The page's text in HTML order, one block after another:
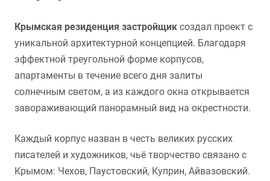
Крымская резиденция застройщик создал проект с
уникальной архитектурной концепцией. Благодаря
эффектной треугольной форме корпусов,
апартаменты в течение всего дня залиты
солнечным светом, а из каждого окна открывается
завораживающий панорамный вид на окрестности.
Каждый корпус назван в честь великих русских
писателей и художников, чьё творчество связано с
Крымом: Чехов, Паустовский, Куприн, Айвазовский.